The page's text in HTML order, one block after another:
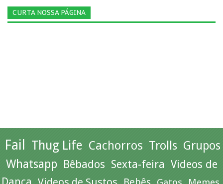
CURTA NOSSA PÁGINA
Fail Thug Life Cachorros Trolls Grupos
Whatsapp Bêbados Sexta-feira Videos de